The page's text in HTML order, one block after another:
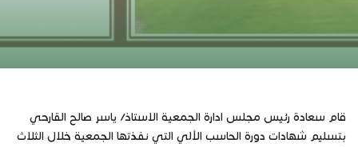
قام سعادة رئيس مجلس ادارة الجمعية الاستاذ/ ياسر صالح القارحي
بتسليم شهادات دورة الحاسب الألي التي نفذتها الجمعية خلال الثلاث